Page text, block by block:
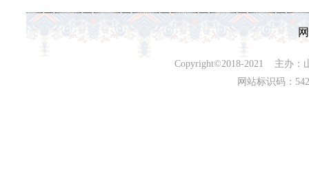
Copyright©2018-2021 主办：
网站标识码：